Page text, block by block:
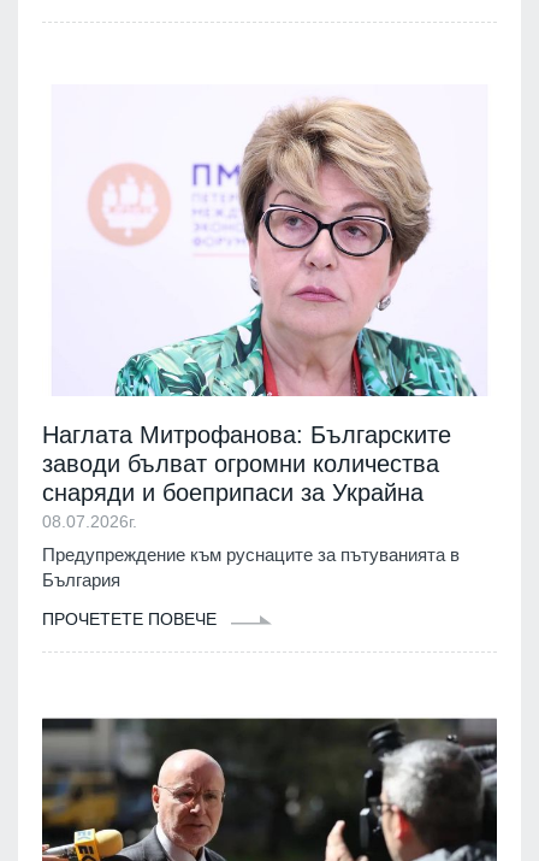
Наглата Митрофанова: Българските
заводи бълват огромни количества
снаряди и боеприпаси за Украйна
08.07.2026г.
Предупреждение към руснаците за пътуванията в
България
ПРОЧЕТЕТЕ ПОВЕЧЕ